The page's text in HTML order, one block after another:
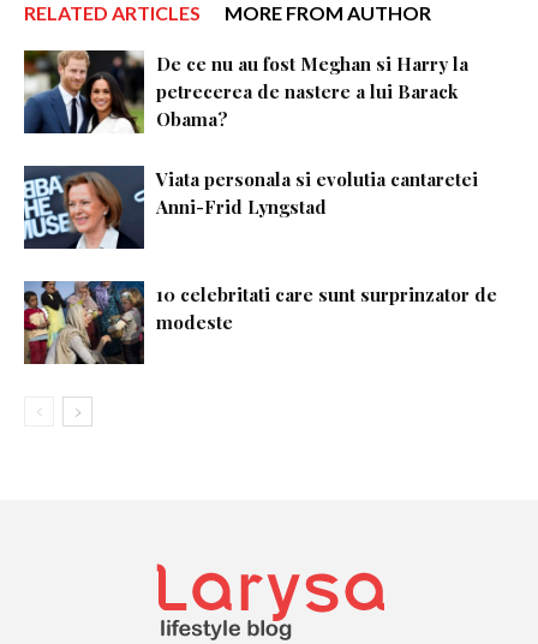
RELATED ARTICLES MORE FROM AUTHOR
De ce nu au fost Meghan si Harry la
petrecerea de nastere a lui Barack
Obama?
Viata personala si evolutia cantaretei
Anni-Frid Lyngstad
10 celebritati care sunt surprinzator de
modeste